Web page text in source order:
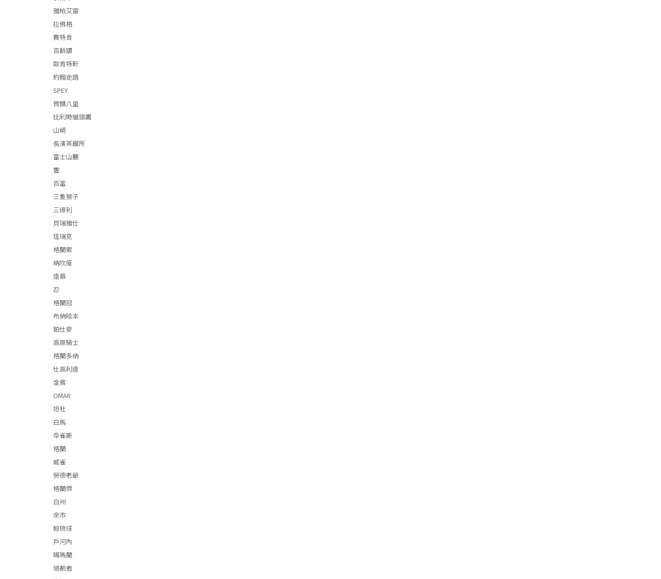
雅柏艾雷
拉佛格
費特肯
百齡罈
歐肯特軒
約翰走路
SPEY
微醺八里
比利時貓頭鷹
山崎
長濱蒸餾所
富士山麓
響
百富
三隻猴子
三得利
貝瑞雅仕
班瑞克
格蘭索
納坎度
遠慕
忍
格蘭冠
布納哈本
鉑仕麥
高原騎士
格蘭多納
仕高利達
金賓
OMAR
坦杜
白馬
帝雀斯
格蘭
威雀
勞德老爺
格蘭傑
白州
余市
鯨琉球
戶河內
噶瑪蘭
領航者